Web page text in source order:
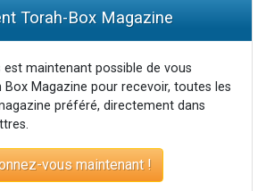
Torah-Box Magazine
est maintenant possible de vous
Box Magazine pour recevoir, toutes les
préféré, directement dans
vous maintenant !